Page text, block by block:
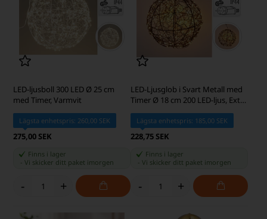
LED-ljusboll 300 LED Ø 25 cm
med Timer, Varmvit
Lägsta enhetspris: 260,00 SEK
275,00 SEK
Finns i lager
-Vi skicker ditt paket imorgen
- +
LED-Ljusglob i Svart Metall med
Timer Ø 18 cm 200 LED-ljus, Extra
Varm Vit
Lägsta enhetspris: 185,00 SEK
228,75 SEK
Finns i lager
Vi skicker ditt paket imorgen
- +